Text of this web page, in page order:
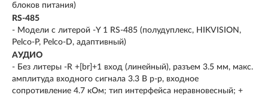
блоков питания)
RS-485
- Модели с литерой -Y 1 RS-485 (полудуплекс, HIKVISION,
Pelco-P, Pelco-D, адаптивный)
АУДИО
- Без литеры -R +[br]+1 вход (линейный), разъем 3.5 мм, макс.
амплитуда входного сигнала 3.3 В p-p, входное
сопротивление 4.7 кОм; тип интерфейса неравновесный; +